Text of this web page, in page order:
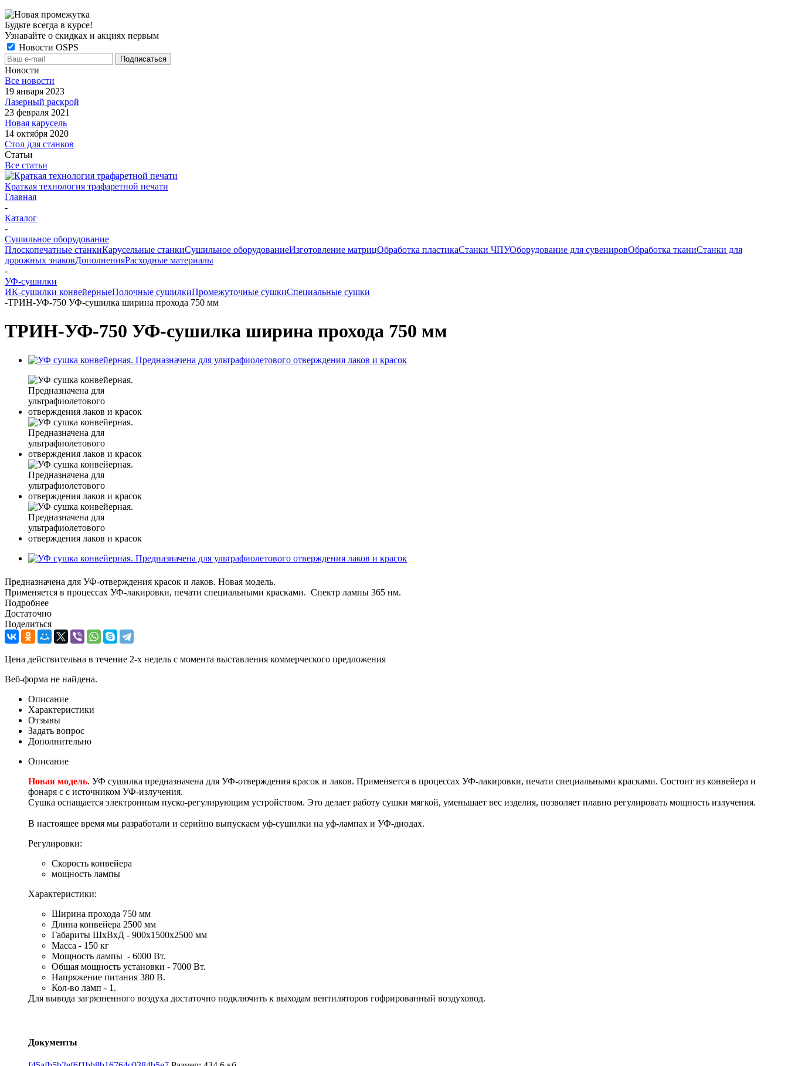
Будьте всегда в курсе!
Узнавайте о скидках и акциях первым
Новости OSPS
Новости
Все новости
19 января 2023
Лазерный раскрой
23 февраля 2021
Новая карусель
14 октября 2020
Стол для станков
Статьи
Все статьи
Краткая технология трафаретной печати
Главная
-
Каталог
-
Сушильное оборудование
Плоскопечатные станкиКарусельные станкиСушильное оборудованиеИзготовление матрицОбработка пластикаСтанки ЧПУОборудование для сувенировОбработка тканиСтанки для
дорожных знаковДополненияРасходные материалы
-
УФ-сушилки
ИК-сушилки конвейерныеПолочные сушилкиПромежуточные сушкиСпециальные сушки
-ТРИН-УФ-750 УФ-сушилка ширина прохода 750 мм
ТРИН-УФ-750 УФ-сушилка ширина прохода 750 мм
Предназначена для УФ-отверждения красок и лаков. Новая модель.
Применяется в процессах УФ-лакировки, печати специальными красками. Спектр лампы 365 нм.
Подробнее
Достаточно
Поделиться
Цена действительна в течение 2-х недель с момента выставления коммерческого предложения
Веб-форма не найдена.
Описание
Характеристики
Отзывы
Задать вопрос
Дополнительно
Описание
Новая модель. УФ сушилка предназначена для УФ-отверждения красок и лаков. Применяется в процессах УФ-лакировки, печати специальными красками. Состоит из конвейера и
фонаря с с источником УФ-излучения.
Сушка оснащается электронным пуско-регулирующим устройством. Это делает работу сушки мягкой, уменьшает вес изделия, позволяет плавно регулировать мощность излучения.
В настоящее время мы разработали и серийно выпускаем уф-сушилки на уф-лампах и УФ-диодах.
Регулировки:
Скорость конвейера
мощность лампы
Характеристики:
Ширина прохода 750 мм
Длина конвейера 2500 мм
Габариты ШхВхД - 900х1500х2500 мм
Масса - 150 кг
Мощность лампы - 6000 Вт.
Общая мощность установки - 7000 Вт.
Напряжение питания 380 В.
Кол-во ламп - 1.
Для вывода загрязненного воздуха достаточно подключить к выходам вентиляторов гофрированный воздуховод.
Документы